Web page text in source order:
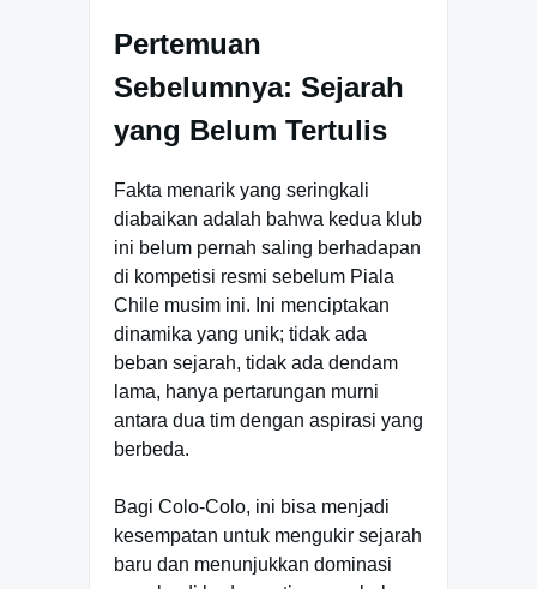
Pertemuan
Sebelumnya: Sejarah
yang Belum Tertulis
Fakta menarik yang seringkali
diabaikan adalah bahwa kedua klub
ini belum pernah saling berhadapan
di kompetisi resmi sebelum Piala
Chile musim ini. Ini menciptakan
dinamika yang unik; tidak ada
beban sejarah, tidak ada dendam
lama, hanya pertarungan murni
antara dua tim dengan aspirasi yang
berbeda.
Bagi Colo-Colo, ini bisa menjadi
kesempatan untuk mengukir sejarah
baru dan menunjukkan dominasi